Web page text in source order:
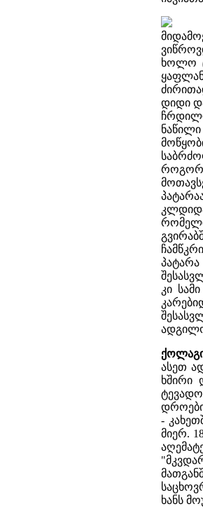
ხოლო
დიდი
კი
ასეთ
ხშირი
-
მიერ.
ხანს